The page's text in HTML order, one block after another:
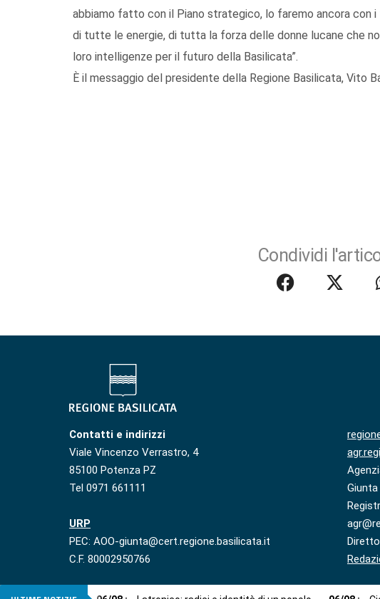
abbiamo fatto con il Piano strategico, lo faremo ancora con
di tutte le energie, di tutta la forza delle donne lucane che
loro intelligenze per il futuro della Basilicata”.
È il messaggio del presidente della Regione Basilicata, Vito
Condividi
Contatti e indirizzi
Viale Vincenzo Verrastro, 4
85100 Potenza PZ
Tel 0971 661111
URP
PEC: AOO-giunta@cert.regione.basilicata.it
C.F. 80002950766